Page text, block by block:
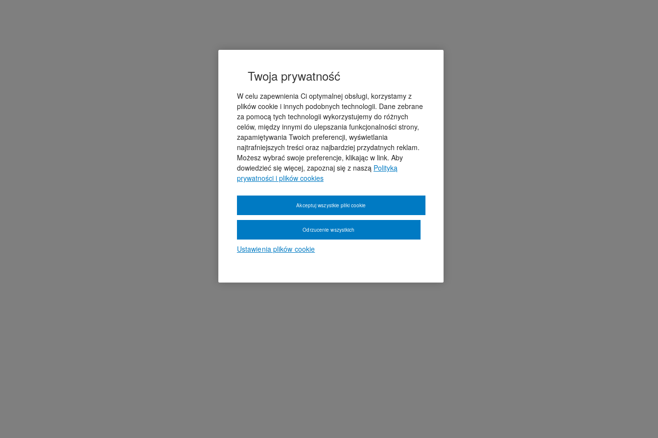
Twoja prywatność
W celu zapewnienia Ci optymalnej obsługi, korzystamy z
plików cookie i innych podobnych technologii. Dane zebrane
za pomocą tych technologii wykorzystujemy do różnych
celów, między innymi do ulepszania funkcjonalności strony,
zapamiętywania Twoich preferencji, wyświetlania
najtrafniejszych treści oraz najbardziej przydatnych reklam.
Możesz wybrać swoje preferencje, klikając w link. Aby
dowiedzieć się więcej, zapoznaj się z naszą Polityką
prywatności i plików cookies
Ustawienia plików cookie
Odrzucenie wszystkich
Akceptuj wszystkie pliki cookie